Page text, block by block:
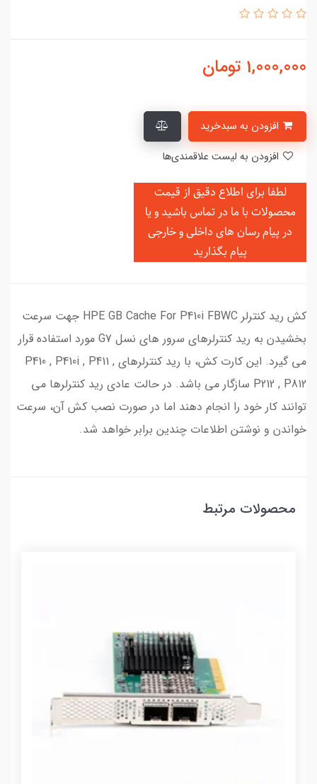
1,000,000 تومان
لطفا برای اطلاع دقیق از قیمت
محصولات با ما در تماس باشید و یا
در پیام رسان های داخلی و خارجی
پیام بگذارید
کش رید کنترلر HPE GB Cache For P410i FBWC جهت سرعت
بخشیدن به رید کنترلرهای سرور های نسل G7 مورد استفاده قرار
می گیرد. این کارت کش، با رید کنترلرهای P410 , P410i , P411 ,
P212 , P812 سازگار می باشد. در حالت عادی رید کنترلرها می
توانند کار خود را انجام دهند اما در صورت نصب کش آن، سرعت
خواندن و نوشتن اطلاعات چندین برابر خواهد شد.
محصولات مرتبط